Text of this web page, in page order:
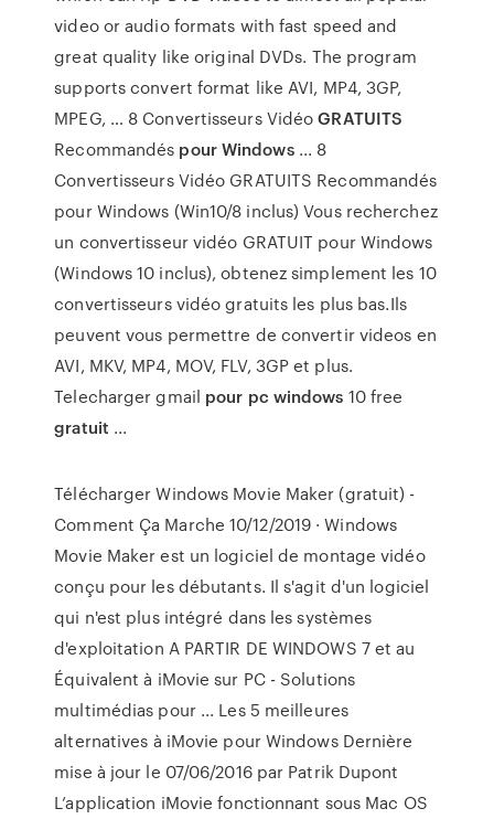
video or audio formats with fast speed and
great quality like original DVDs. The program
supports convert format like AVI, MP4, 3GP,
MPEG, … 8 Convertisseurs VidéoGRATUITS
Recommandés pour Windows... 8
Convertisseurs Vidéo GRATUITS Recommandés
pour Windows (Win10/8 inclus) Vous recherchez
un convertisseur vidéo GRATUIT pour Windows
(Windows 10 inclus), obtenez simplement les 10
convertisseurs vidéo gratuits les plus bas.Ils
peuvent vous permettre de convertir videos en
AVI, MKV, MP4, MOV, FLV, 3GP et plus.
Telecharger gmail pour pc windows 10 free
gratuit ...
Télécharger Windows Movie Maker (gratuit) -
Comment Ça Marche 10/12/2019 · Windows
Movie Maker est un logiciel de montage vidéo
conçu pour les débutants. Il s'agit d'un logiciel
qui n'est plus intégré dans les systèmes
d'exploitation A PARTIR DE WINDOWS 7 et au
Équivalent à iMovie sur PC - Solutions
multimédias pour ... Les 5 meilleures
alternatives à iMovie pour Windows Dernière
mise à jour le 07/06/2016 par Patrik Dupont
L’application iMovie fonctionnant sous Mac OS